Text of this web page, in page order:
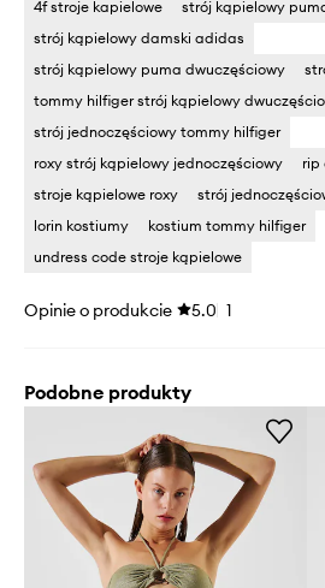
4f stroje kapielowe
strój kąpielowy
strój kąpielowy damski adidas
strój kąpielowy puma dwuczęściowy
tommy hilfiger strój kąpielowy
strój jednoczęściowy tommy hilfiger
roxy strój kąpielowy jednoczęściowy
rip
stroje kąpielowe roxy
strój
lorin kostiumy
kostium tommy hilfiger
undress code stroje kąpielowe
Opinie o produkcie 5.0 1
Podobne produkty